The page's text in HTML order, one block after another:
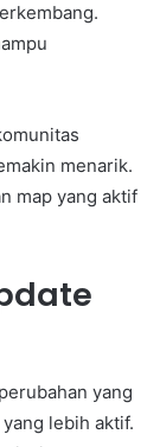
menarik.
map yang aktif
yang
lebih aktif.